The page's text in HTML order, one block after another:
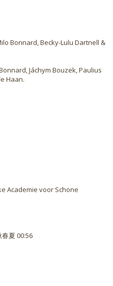
Bonnard, Becky-Lulu Dartnell &
Jáchym Bouzek, Paulius
Haan.
Academie voor Schone
夏 00:56